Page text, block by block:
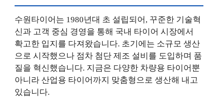
수원타이어는 1980년대 초 설립되어, 꾸준한 기술혁
신과 고객 중심 경영을 통해 국내 타이어 시장에서
확고한 입지를 다져왔습니다. 초기에는 소규모 생산
으로 시작했으나 점차 첨단 제조 설비를 도입하며 품
질을 혁신했습니다. 지금은 다양한 차량용 타이어뿐
아니라 산업용 타이어까지 맞춤형으로 생산해 내고
있습니다.